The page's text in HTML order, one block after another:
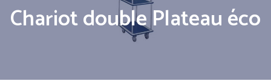
Chariot double Plateau éco